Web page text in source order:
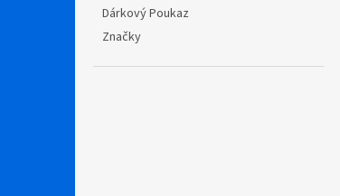
Dárkový Poukaz
Značky